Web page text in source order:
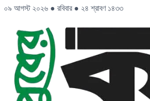
০৯ আগস্ট ২০২৬ ● রবিবার ● ২৪ শ্রাবণ ১৪৩৩